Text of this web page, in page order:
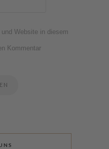
Website in diesem
Kommentar